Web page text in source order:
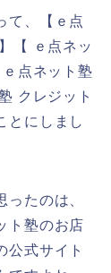
て、【ｅ点
【 ｅ点ネッ
点ネット塾
クレジット
とにしまし
たのは、
ト塾のお店
公式サイト